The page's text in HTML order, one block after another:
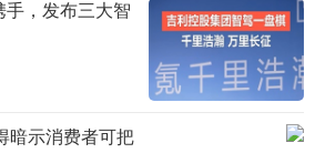
手，发布三大智
暗示消费者可把